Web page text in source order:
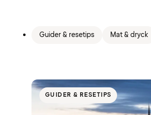
Guider & resetips Mat & dryck
GUIDER & RESETIPS